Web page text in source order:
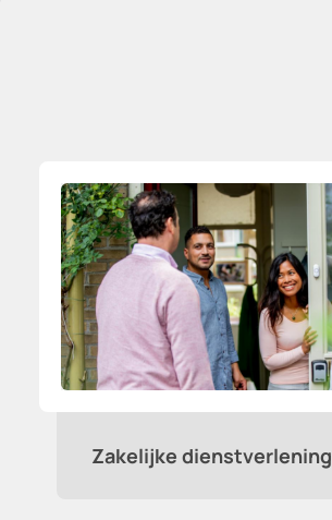
Zakelijke dienstverlening